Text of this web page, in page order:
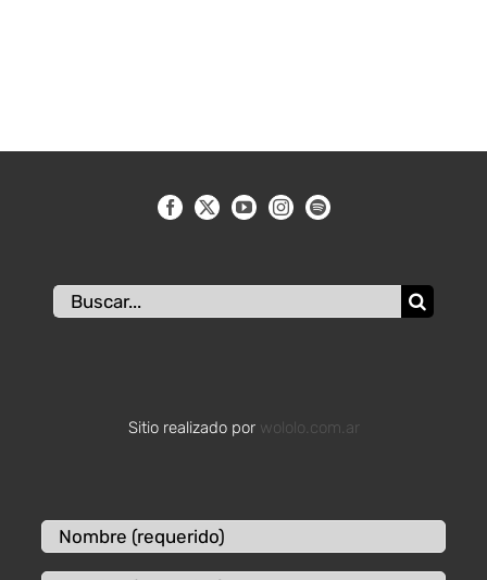
Buscar:
Sitio realizado por wololo.com.ar